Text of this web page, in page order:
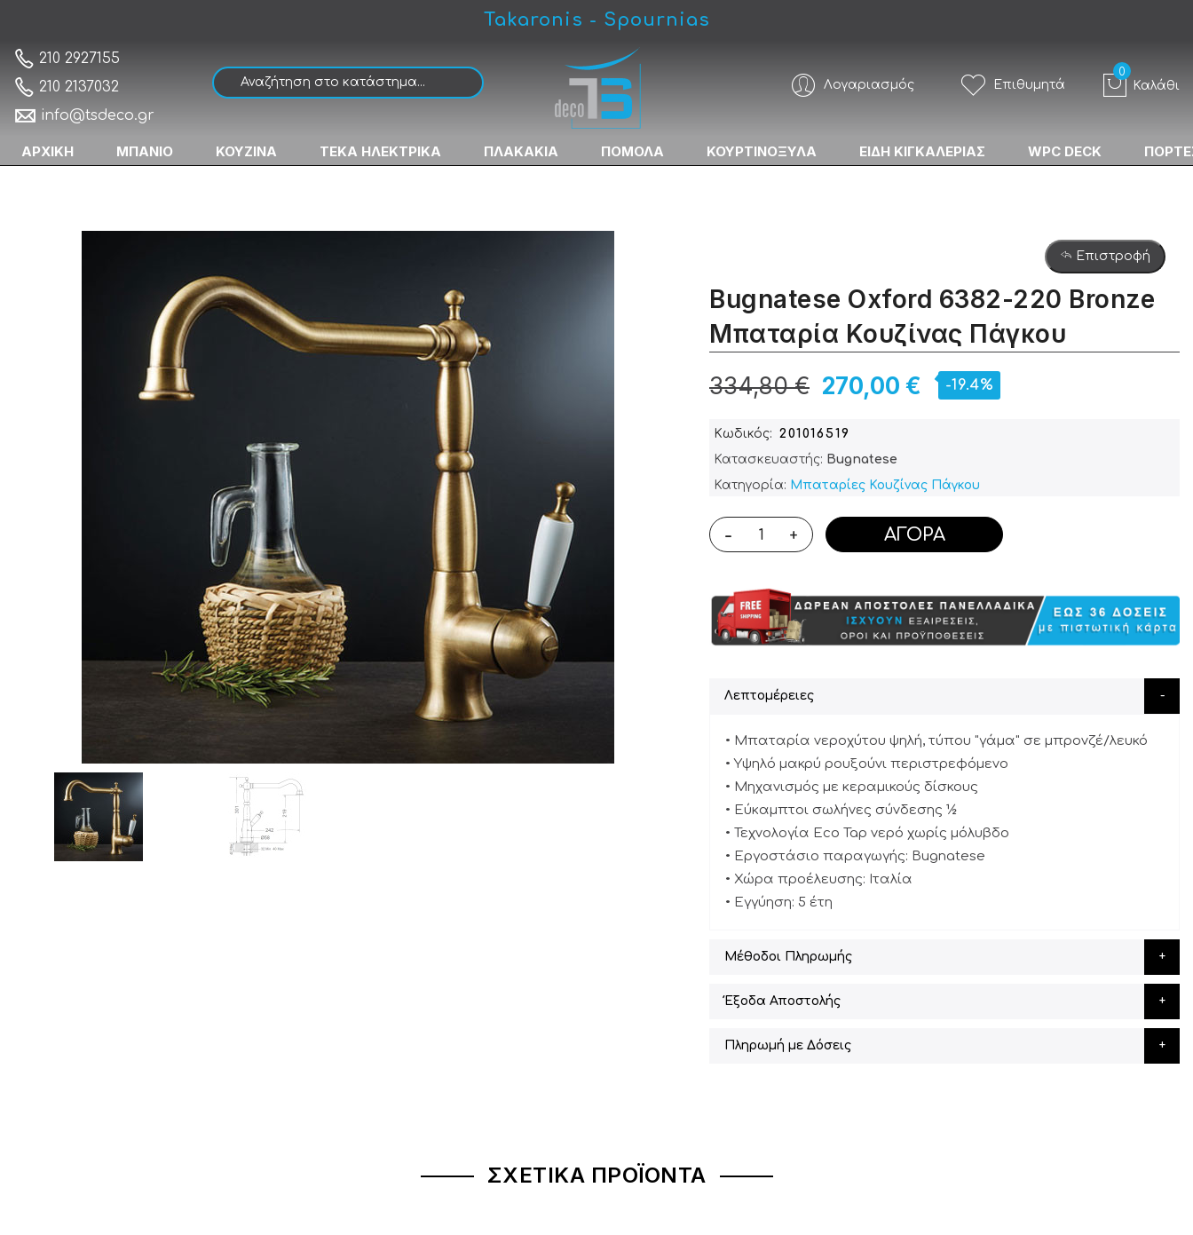
Takaronis - Spournias
210 2927155
210 2137032
info@tsdeco.gr
Λογαριασμός Επιθυμητά Καλάθι
ΑΡΧΙΚΗ ΜΠΑΝΙΟ ΚΟΥΖΙΝΑ ΤΕΚΑ ΗΛΕΚΤΡΙΚΑ ΠΛΑΚΑΚΙΑ ΠΟΜΟΛΑ ΚΟΥΡΤΙΝΟΞΥΛΑ ΕΙΔΗ ΚΙΓΚΑΛΕΡΙΑΣ WPC DECK
Bugnatese Oxford 6382-220 Bronze Μπαταρία Κουζίνας Πάγκου
Επιστροφή
Bugnatese Oxford 6382-220 Bronze
Μπαταρία Κουζίνας Πάγκου
270,00 €
334,80 € -19.4%
Κωδικός
201016519
Κατασκευαστής: Bugnatese
Κατηγορία: Μπαταρίες Κουζίνας Πάγκου
- + ΑΓΟΡΆ
Λεπτομέρειες
• Μπαταρία νεροχύτου ψηλή, τύπου "γάμα" σε μπρονζέ/λευκό
• Υψηλό μακρύ ρουξούνι περιστρεφόμενο
• Μηχανισμός με κεραμικούς δίσκους
• Εύκαμπτοι σωλήνες σύνδεσης ½
• Τεχνολογία Eco Tap νερό χωρίς μόλυβδο
• Εργοστάσιο παραγωγής: Bugnatese
• Χώρα προέλευσης: Ιταλία
• Εγγύηση: 5 έτη
Μέθοδοι Πληρωμής
Έξοδα Αποστολής
Πληρωμή με Δόσεις
ΣΧΕΤΙΚΆ ΠΡΟΪΌΝΤΑ